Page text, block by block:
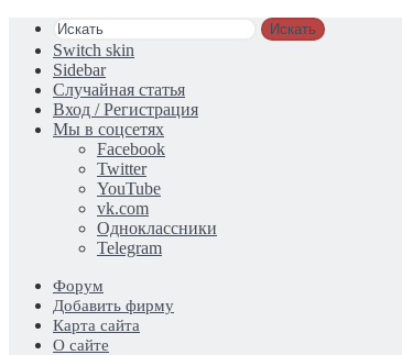
Искать
Switch skin
Sidebar
Случайная статья
Вход / Регистрация
Мы в соцсетях
Facebook
Twitter
YouTube
vk.com
Одноклассники
Telegram
Форум
Добавить фирму
Карта сайта
О сайте